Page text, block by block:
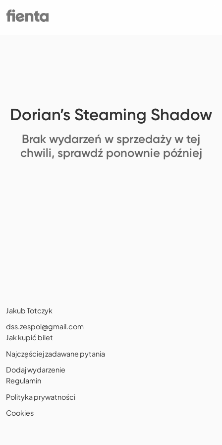
Dorian’s Steaming Shadow
Brak wydarzeń w sprzedaży w tej
chwili, sprawdź ponownie później
Jakub Totczyk
dss.zespol@gmail.com
Jak kupić bilet
Najczęściej zadawane pytania
Dodaj wydarzenie
Regulamin
Polityka prywatności
Cookies